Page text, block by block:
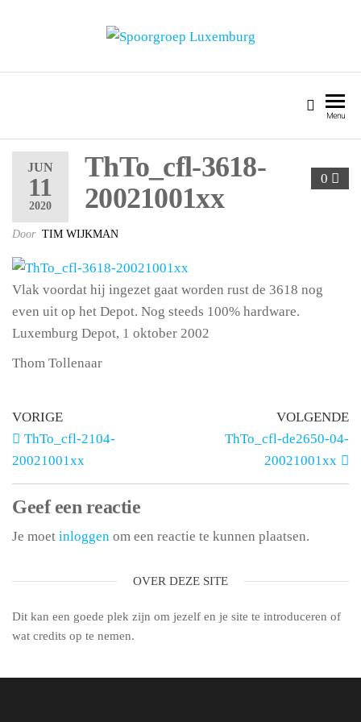
Menu
JUN
11
2020
0
ThTo_cfl-3618-
20021001xx
Door TIM WIJKMAN
Vlak voordat hij ingezet gaat worden rust de 3618 nog
even uit op het Depot. Nog steeds 100% hardware.
Luxemburg Depot, 1 oktober 2002
Thom Tollenaar
VORIGE
ThTo_cfl-2104-
20021001xx
VOLGENDE
ThTo_cfl-de2650-04-
20021001xx
Geef een reactie
Je moet inloggen om een reactie te kunnen plaatsen.
OVER DEZE SITE
Dit kan een goede plek zijn om jezelf en je site te introduceren of
wat credits op te nemen.